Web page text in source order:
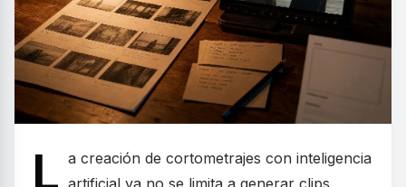
L a creación de cortometrajes con inteligencia